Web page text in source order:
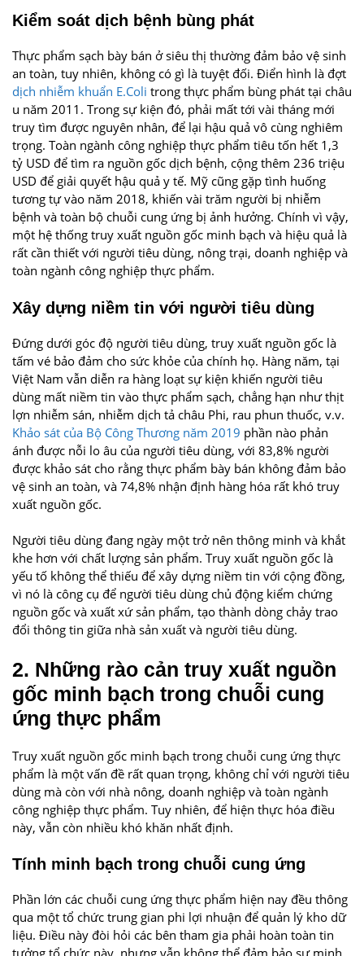
Kiểm soát dịch bệnh bùng phát
Thực phẩm sạch bày bán ở siêu thị thường đảm bảo vệ sinh
an toàn, tuy nhiên, không có gì là tuyệt đối. Điển hình là đợt
dịch nhiễm khuẩn E.Coli trong thực phẩm bùng phát tại châu
u năm 2011. Trong sự kiện đó, phải mất tới vài tháng mới
truy tìm được nguyên nhân, để lại hậu quả vô cùng nghiêm
trọng. Toàn ngành công nghiệp thực phẩm tiêu tốn hết 1,3
tỷ USD để tìm ra nguồn gốc dịch bệnh, cộng thêm 236 triệu
USD để giải quyết hậu quả y tế. Mỹ cũng gặp tình huống
tương tự vào năm 2018, khiến vài trăm người bị nhiễm
bệnh và toàn bộ chuỗi cung ứng bị ảnh hưởng. Chính vì vậy,
một hệ thống truy xuất nguồn gốc minh bạch và hiệu quả là
rất cần thiết với người tiêu dùng, nông trại, doanh nghiệp và
toàn ngành công nghiệp thực phẩm.
Xây dựng niềm tin với người tiêu dùng
Đứng dưới góc độ người tiêu dùng, truy xuất nguồn gốc là
tấm vé bảo đảm cho sức khỏe của chính họ. Hàng năm, tại
Việt Nam vẫn diễn ra hàng loạt sự kiện khiến người tiêu
dùng mất niềm tin vào thực phẩm sạch, chẳng hạn như thịt
lợn nhiễm sán, nhiễm dịch tả châu Phi, rau phun thuốc, v.v.
Khảo sát của Bộ Công Thương năm 2019 phần nào phản
ánh được nỗi lo âu của người tiêu dùng, với 83,8% người
được khảo sát cho rằng thực phẩm bày bán không đảm bảo
vệ sinh an toàn, và 74,8% nhận định hàng hóa rất khó truy
xuất nguồn gốc.
Người tiêu dùng đang ngày một trở nên thông minh và khắt
khe hơn với chất lượng sản phẩm. Truy xuất nguồn gốc là
yếu tố không thể thiếu để xây dựng niềm tin với cộng đồng,
vì nó là công cụ để người tiêu dùng chủ động kiểm chứng
nguồn gốc và xuất xứ sản phẩm, tạo thành dòng chảy trao
đổi thông tin giữa nhà sản xuất và người tiêu dùng.
2. Những rào cản truy xuất nguồn
gốc minh bạch trong chuỗi cung
ứng thực phẩm
Truy xuất nguồn gốc minh bạch trong chuỗi cung ứng thực
phẩm là một vấn đề rất quan trọng, không chỉ với người tiêu
dùng mà còn với nhà nông, doanh nghiệp và toàn ngành
công nghiệp thực phẩm. Tuy nhiên, để hiện thực hóa điều
này, vẫn còn nhiều khó khăn nhất định.
Tính minh bạch trong chuỗi cung ứng
Phần lớn các chuỗi cung ứng thực phẩm hiện nay đều thông
qua một tổ chức trung gian phi lợi nhuận để quản lý kho dữ
liệu. Điều này đòi hỏi các bên tham gia phải hoàn toàn tin
tưởng tổ chức này, nhưng vẫn không thể đảm bảo sự minh